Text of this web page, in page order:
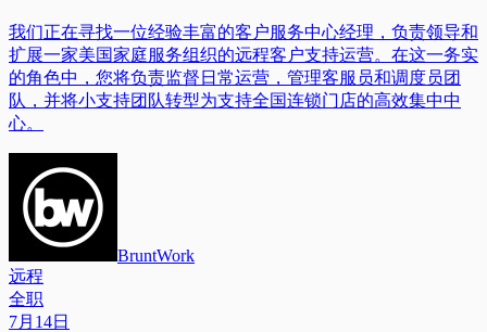
我们正在寻找一位经验丰富的客户服务中心经理，负责领导和
扩展一家美国家庭服务组织的远程客户支持运营。在这一务实
的角色中，您将负责监督日常运营，管理客服员和调度员团
队，并将小支持团队转型为支持全国连锁门店的高效集中中
心。
BruntWork
远程
全职
7月14日